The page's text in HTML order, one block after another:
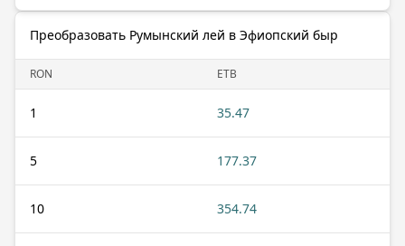
Преобразовать Румынский лей в Эфиопский быр
RON ETB
1 35.47
5 177.37
10 354.74